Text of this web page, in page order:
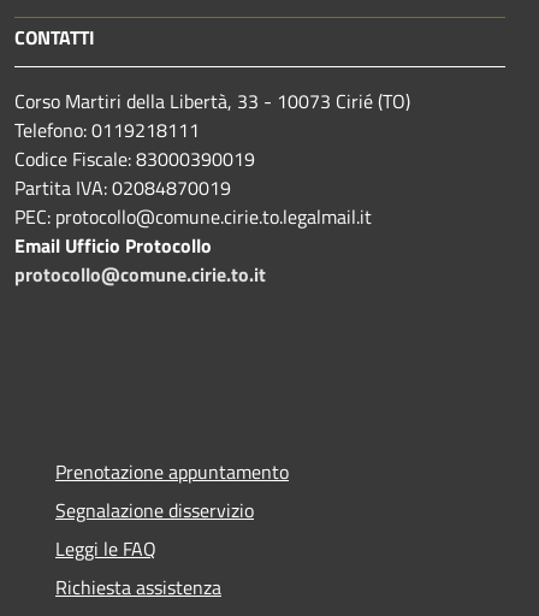
CONTATTI
Corso Martiri della Libertà, 33 - 10073 Cirié (TO)
Telefono: 0119218111
Codice Fiscale: 83000390019
Partita IVA: 02084870019
PEC: protocollo@comune.cirie.to.legalmail.it
Email Ufficio Protocollo
protocollo@comune.cirie.to.it
Prenotazione appuntamento
Segnalazione disservizio
Leggi le FAQ
Richiesta assistenza